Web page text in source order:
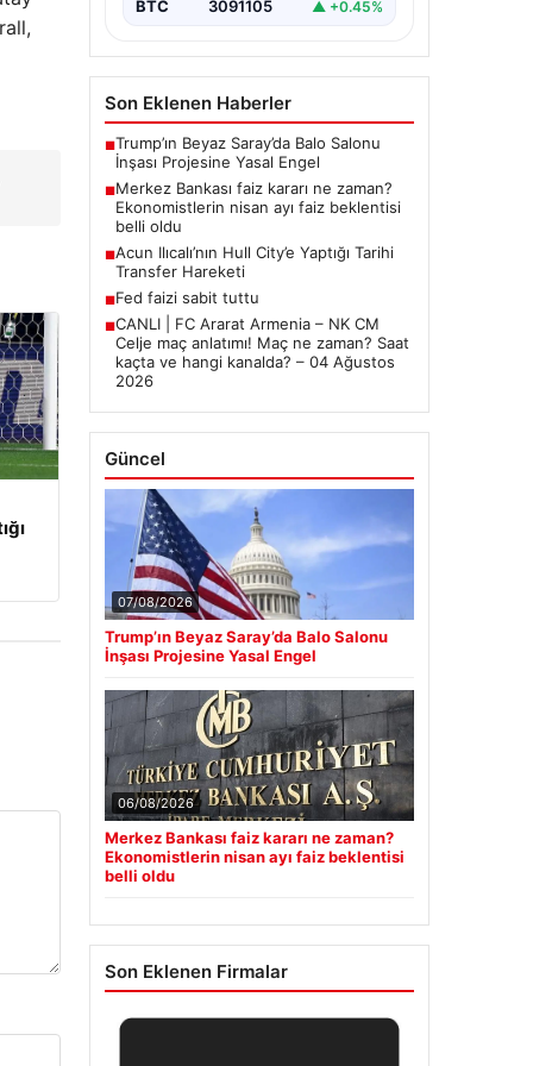
BTC 3091105 ▲ +0.45%
Son Eklenen Haberler
■Trump’ın Beyaz Saray’da Balo Salonu
İnşası Projesine Yasal Engel
■Merkez Bankası faiz kararı ne zaman?
Ekonomistlerin nisan ayı faiz beklentisi
belli oldu
■Acun Ilıcalı’nın Hull City’e Yaptığı Tarihi
Transfer Hareketi
■Fed faizi sabit tuttu
■CANLI | FC Ararat Armenia – NK CM
Celje maç anlatımı! Maç ne zaman? Saat
kaçta ve hangi kanalda? – 04 Ağustos
2026
Güncel
07/08/2026
Trump’ın Beyaz Saray’da Balo Salonu
İnşası Projesine Yasal Engel
06/08/2026
Merkez Bankası faiz kararı ne zaman?
Ekonomistlerin nisan ayı faiz beklentisi
belli oldu
Son Eklenen Firmalar